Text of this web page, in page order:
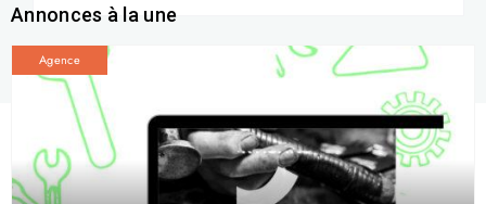
Annonces à la une
Agence